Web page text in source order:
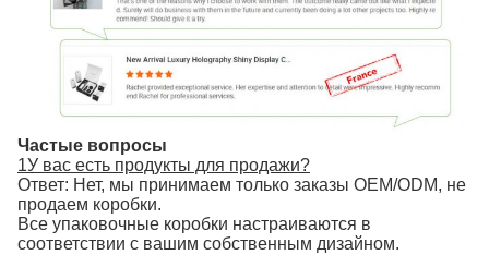
Частые вопросы
1У вас есть продукты для продажи?
Ответ: Нет, мы принимаем только заказы OEM/ODM, не
продаем коробки.
Все упаковочные коробки настраиваются в
соответствии с вашим собственным дизайном.